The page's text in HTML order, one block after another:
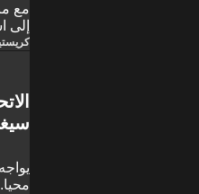
مع
إلى
محيا.